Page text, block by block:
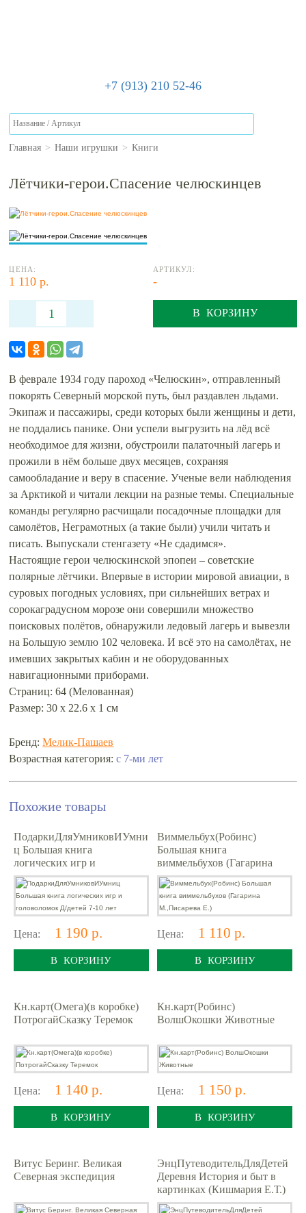
+7 (913) 210 52-46
Главная > Наши игрушки > Книги
Лётчики-герои.Спасение челюскинцев
ЦЕНА:
1 110 р.
АРТИКУЛ:
-
В КОРЗИНУ
В феврале 1934 году пароход «Челюскин», отправленный
покорять Северный морской путь, был раздавлен льдами.
Экипаж и пассажиры, среди которых были женщины и дети,
не поддались панике. Они успели выгрузить на лёд всё
необходимое для жизни, обустроили палаточный лагерь и
прожили в нём больше двух месяцев, сохраняя
самообладание и веру в спасение. Ученые вели наблюдения
за Арктикой и читали лекции на разные темы. Специальные
команды регулярно расчищали посадочные площадки для
самолётов, Неграмотных (а такие были) учили читать и
писать. Выпускали стенгазету «Не сдадимся».
Настоящие герои челюскинской эпопеи – советские
полярные лётчики. Впервые в истории мировой авиации, в
суровых погодных условиях, при сильнейших ветрах и
сорокаградусном морозе они совершили множество
поисковых полётов, обнаружили ледовый лагерь и вывезли
на Большую землю 102 человека. И всё это на самолётах, не
имевших закрытых кабин и не оборудованных
навигационными приборами.
Страниц: 64 (Мелованная)
Размер: 30 х 22.6 х 1 см
Бренд:Мелик-Пашаев
Возрастная категория:с 7-ми лет
Похожие товары
ПодаркиДляУмниковИУмни
ц Большая книга
логических игр и
головоломок Д/детей 7-10
лет
Цена: 1 190 р.
В КОРЗИНУ
Виммельбух(Робинс)
Большая книга
виммельбухов (Гагарина
М.,Писарева Е.)
Цена: 1 110 р.
В КОРЗИНУ
Кн.карт(Омега)(в коробке)
ПотрогайСказку Теремок
Цена: 1 140 р.
В КОРЗИНУ
Кн.карт(Робинс)
ВолшОкошки Животные
Цена: 1 150 р.
В КОРЗИНУ
Витус Беринг. Великая
Северная экспедиция
ЭнцПутеводительДляДетей
Деревня История и быт в
картинках (Кишмария Е.Т.)